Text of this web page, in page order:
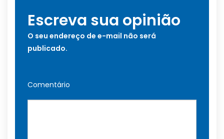
Escreva sua opinião
O seu endereço de e-mail não será
publicado.
Comentário